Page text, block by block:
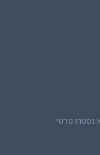
גסטרו פרטי